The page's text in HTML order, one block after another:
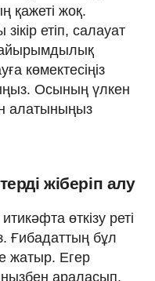
қажеті жоқ.
етіп, салауат
көмектесіңіз
Осының үлкен
алатыныңыз
жіберіп алу
өткізу реті
Ғибадаттың бұл
жатыр. Егер
араласып,